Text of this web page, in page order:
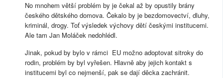
No mnohem větší problém by je čekal až by opustily brány
českého dětského domova. Čekalo by je bezdomovectví, dluhy,
kriminál, drogy. Toť výsledek výchovy dětí českými institucemi.
Ale tam Jan Moláček nedohlédl.
Jinak, pokud by bylo v rámci EU možno adoptovat sitroky do
rodin, problém by byl vyřešen. Hlavně aby jejich kontakt s
institucemi byl co nejmenší, pak se dají děcka zachránit.